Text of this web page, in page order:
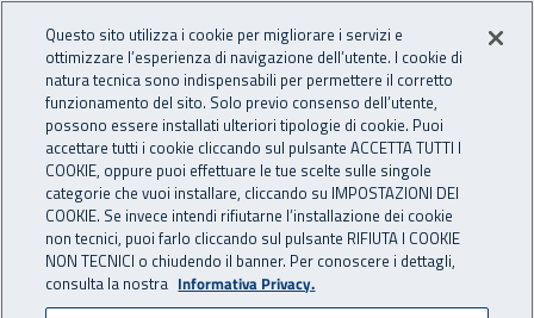
INAIL - Istituto Nazionale
Apri cerca
Navigazione principale
Navigazione - Ti trovi in:
Home Inail comunica News
27 luglio 2021
Questo sito utilizza i cookie per migliorare i servizi e
ottimizzare l’esperienza di navigazione dell’utente. I cookie di
natura tecnica sono indispensabili per permettere il corretto
funzionamento del sito. Solo previo consenso dell’utente,
possono essere installati ulteriori tipologie di cookie. Puoi
accettare tutti i cookie cliccando sul pulsante ACCETTA TUTTI I
COOKIE, oppure puoi effettuare le tue scelte sulle singole
categorie che vuoi installare, cliccando su IMPOSTAZIONI DEI
COOKIE. Se invece intendi rifiutarne l’installazione dei cookie
non tecnici, puoi farlo cliccando sul pulsante RIFIUTA I COOKIE
NON TECNICI o chiudendo il banner. Per conoscere i dettagli,
consulta la nostra Informativa Privacy.